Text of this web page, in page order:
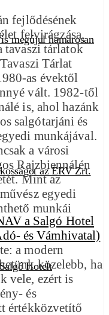
megújul hamarosan
az ÉRV Zrt.
Hotelt
fejlődésének
felvirágzása,
tavaszi tárlatok
Tárlat
as évektől
vált. 1982-től
is, ahol hazánk
salgótarjáni és
munkájával.
a városi
Rajzbiennálén
Mint az
egyedi
munkái
a modern
közelebb, ha
vele, ezért is
és
értékközvetítő